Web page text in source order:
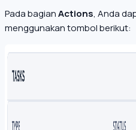
Pada bagianActions, Anda
menggunakan tombol berikut: